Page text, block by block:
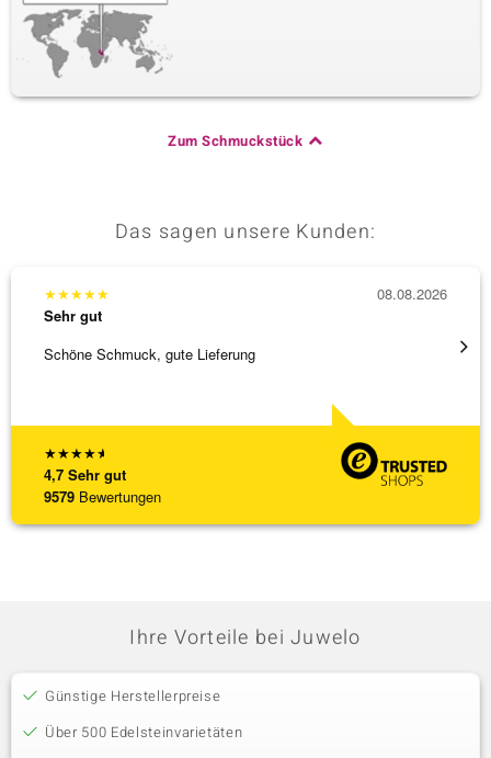
Zum Schmuckstück
Das sagen unsere Kunden:
★★★★★
4,7 Sehr gut
9579 Bewertungen
★★★★★
Sehr gut
Schöne Schmuck, gute Lieferung
08.08.2026
Ihre Vorteile bei Juwelo
Günstige Herstellerpreise
Über 500 Edelsteinvarietäten